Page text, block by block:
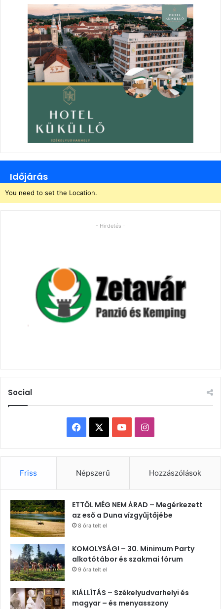
Időjárás
You need to set the Location.
- Hirdetés -
Social
Facebook YouTubeInstagram
Friss Népszerű Hozzászólások
ETTŐL MÉG NEM ÁRAD – Megérkezett
az eső a Duna vízgyűjtőjébe
8 óra telt el
KOMOLYSÁG! – 30. Minimum Party
alkotótábor és szakmai fórum
9 óra telt el
KIÁLLÍTÁS – Székelyudvarhelyi és
magyar – és menyasszony